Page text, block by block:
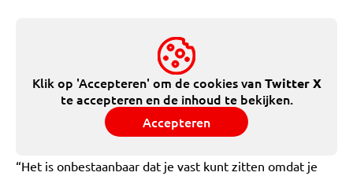
Klik op 'Accepteren' om de cookies vanTwitter X
te accepteren en de inhoud te bekijken.
Accepteren
“Het is onbestaanbaar dat je vast kunt zitten omdat je